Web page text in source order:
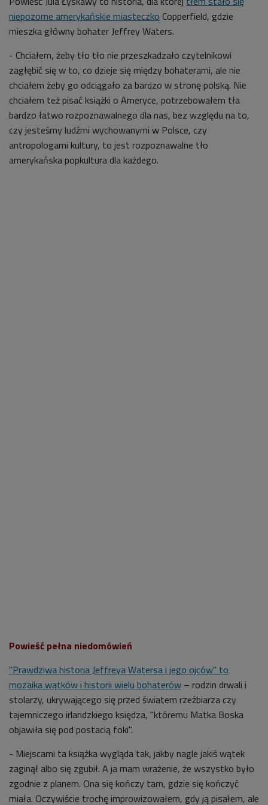
niepozorne amerykańskie miasteczko Copperfield, gdzie
mieszka główny bohater Jeffrey Waters.
- Chciałem, żeby tło tło nie przeszkadzało czytelnikowi
zagłębić się w to, co dzieje się między bohaterami, ale nie
chciałem żeby go odciągało za bardzo w stronę polską. Nie
chciałem też pisać książki o Ameryce, potrzebowałem tła
bardzo łatwo rozpoznawalnego dla nas, bez względu na to,
czy jesteśmy ludźmi wychowanymi w Polsce, czy
antropologami kultury, to jest rozpoznawalne tło
amerykańska popkultura dla każdego.
Powieść pełna niedomówień
"Prawdziwa historia Jeffreya Watersa i jego ojców" to
mozaika wątków i historii wielu bohaterów – rodzin drwali i
stolarzy, ukrywającego się przed światem rzeźbiarza czy
tajemniczego irlandzkiego księdza, "któremu Matka Boska
objawiła się pod postacią foki".
- Miejscami ta książka wygląda tak, jakby nagle jakiś wątek
zaginął albo się zgubił. A ja mam wrażenie, że wszystko było
zgodnie z planem. Ona się kończy tam, gdzie się kończyć
miała. Oczywiście trochę improwizowałem, gdy ją pisałem, ale